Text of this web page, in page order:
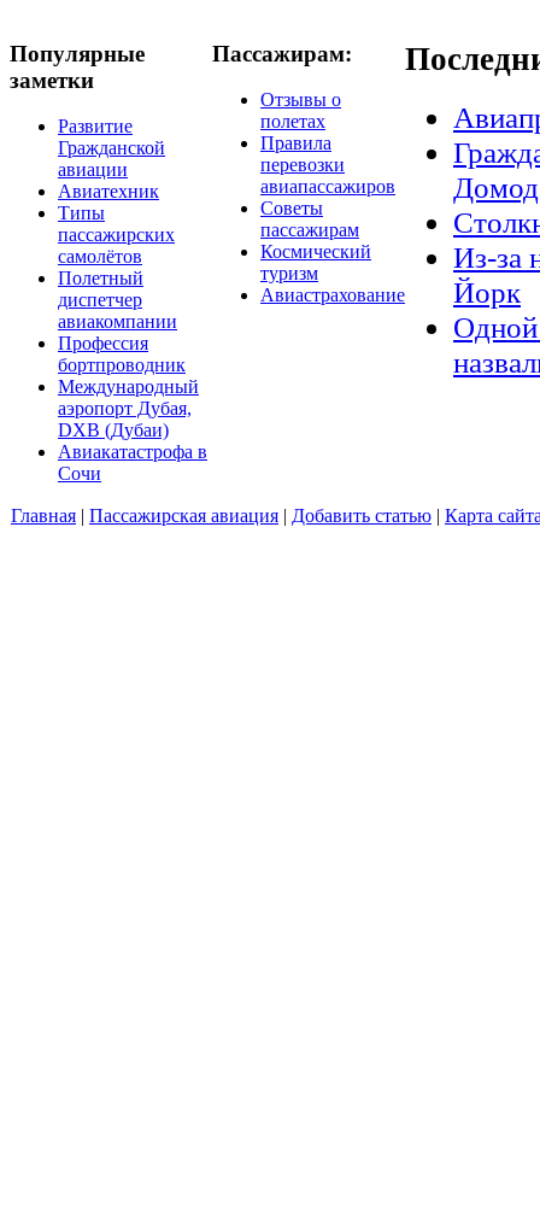
Популярные
заметки
Развитие
Гражданской
авиации
Авиатехник
Типы
пассажирских
самолётов
Полетный
диспетчер
авиакомпании
Профессия
бортпроводник
Международный
аэропорт Дубая,
DXB (Дубаи)
Авиакатастрофа в
Сочи
Пассажирам:
Отзывы о
полетах
Правила
перевозки
авиапассажиров
Советы
пассажирам
Космический
туризм
Авиастрахование
Из-за
Йорк
Одной
Главная | Пассажирская авиация | Добавить статью | Карта